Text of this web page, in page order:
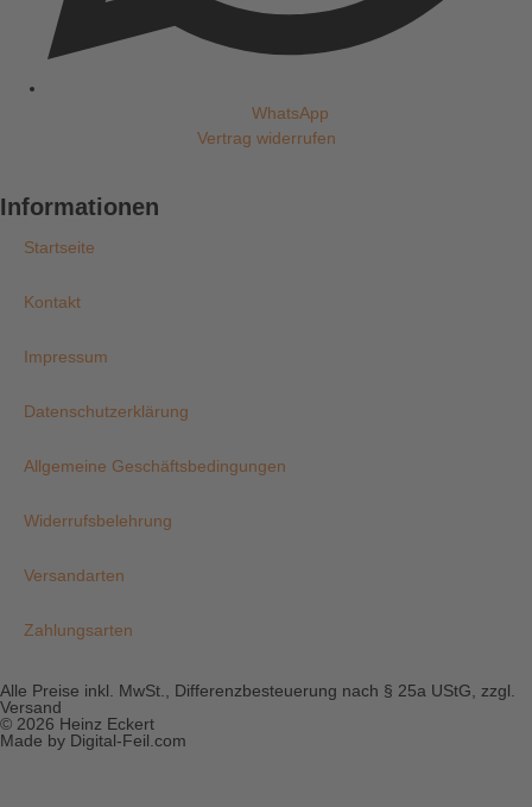
WhatsApp
Vertrag widerrufen
Informationen
Startseite
Kontakt
Impressum
Datenschutzerklärung
Allgemeine Geschäftsbedingungen
Widerrufsbelehrung
Versandarten
Zahlungsarten
Alle Preise inkl. MwSt., Differenzbesteuerung nach § 25a UStG, zzgl.
Versand
© 2026 Heinz Eckert
Made by Digital-Feil.com